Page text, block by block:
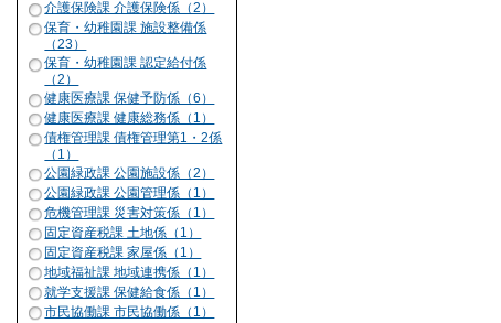
介護保険課 介護保険係（2）
保育・幼稚園課 施設整備係
（23）
保育・幼稚園課 認定給付係
（2）
健康医療課 保健予防係（6）
健康医療課 健康総務係（1）
債権管理課 債権管理第1・2係
（1）
公園緑政課 公園施設係（2）
公園緑政課 公園管理係（1）
危機管理課 災害対策係（1）
固定資産税課 土地係（1）
固定資産税課 家屋係（1）
地域福祉課 地域連携係（1）
就学支援課 保健給食係（1）
市民協働課 市民協働係（1）